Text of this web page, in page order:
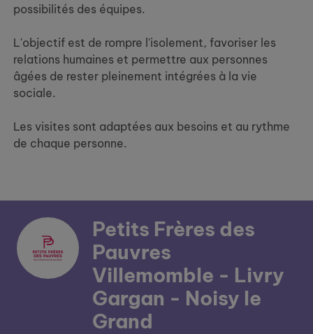
possibilités des équipes.
L'objectif est de rompre l'isolement, favoriser les
relations humaines et permettre aux personnes
âgées de rester pleinement intégrées à la vie
sociale.
Les visites sont adaptées aux besoins et au rythme
de chaque personne.
Petits Frères des
Pauvres
Villemomble - Livry
Gargan - Noisy le
Grand